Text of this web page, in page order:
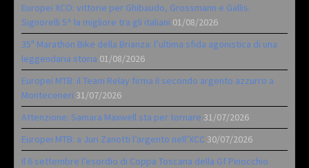
Europei XCO: vittorie per Ghibaudo, Grossmann e Gallis.
Signorelli 5^ la migliore tra gli italiani 01/08/2026
35ª Marathon Bike della Brianza: l’ultima sfida agonistica di una
leggendaria storia 01/08/2026
Europei MTB: il Team Relay firma il secondo argento azzurro a
Monteceneri 31/07/2026
Attenzione: Samara Maxwell sta per tornare 31/07/2026
Europei MTB: a Juri Zanotti l’argento nell’XCC 30/07/2026
Il 6 settembre l’esordio di Coppa Toscana della Gf Pinocchio